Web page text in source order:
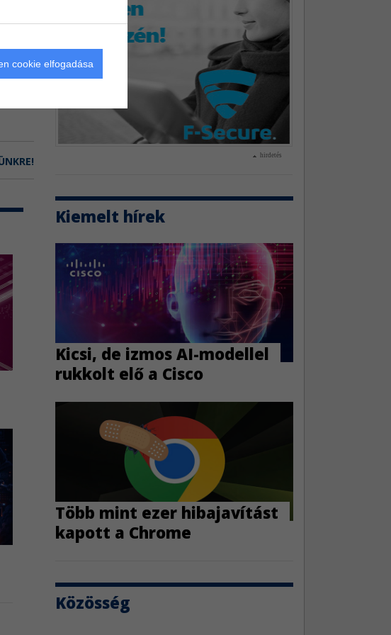
hirdetés
Kiemelt hírek
Kicsi, de izmos AI-modellel
rukkolt elő a Cisco
​Több mint ezer hibajavítást
kapott a Chrome
Közösség
cookie elfogadása